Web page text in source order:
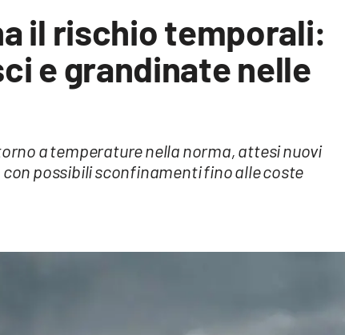
il rischio temporali:
e grandinate nelle
a temperature nella norma, attesi nuovi
possibili sconfinamenti fino alle coste